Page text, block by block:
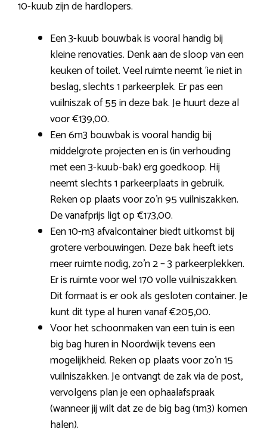
10-kuub zijn de hardlopers.
Een 3-kuub bouwbak is vooral handig bij
kleine renovaties. Denk aan de sloop van een
keuken of toilet. Veel ruimte neemt ‘ie niet in
beslag, slechts 1 parkeerplek. Er pas een
vuilniszak of 55 in deze bak. Je huurt deze al
voor €139,00.
Een 6m3 bouwbak is vooral handig bij
middelgrote projecten en is (in verhouding
met een 3-kuub-bak) erg goedkoop. Hij
neemt slechts 1 parkeerplaats in gebruik.
Reken op plaats voor zo’n 95 vuilniszakken.
De vanafprijs ligt op €173,00.
Een 10-m3 afvalcontainer biedt uitkomst bij
grotere verbouwingen. Deze bak heeft iets
meer ruimte nodig, zo’n 2 – 3 parkeerplekken.
Er is ruimte voor wel 170 volle vuilniszakken.
Dit formaat is er ook als gesloten container. Je
kunt dit type al huren vanaf €205,00.
Voor het schoonmaken van een tuin is een
big bag huren in Noordwijk tevens een
mogelijkheid. Reken op plaats voor zo’n 15
vuilniszakken. Je ontvangt de zak via de post,
vervolgens plan je een ophaalafspraak
(wanneer jij wilt dat ze de big bag (1m3) komen
halen).